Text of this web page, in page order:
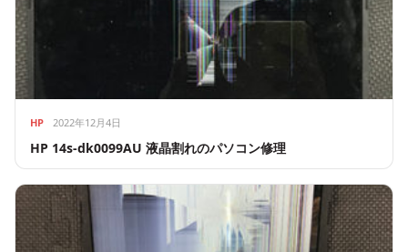
HP 2022年12月4日
HP 14s-dk0099AU 液晶割れのパソコン修理